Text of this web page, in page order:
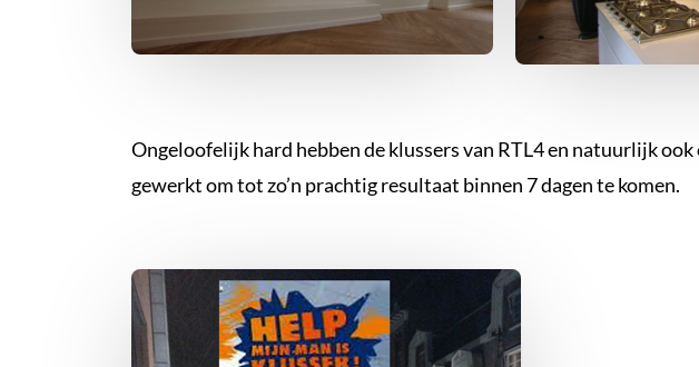
Ongeloofelijk hard hebben de klussers van RTL4 en natuurlijk ook
gewerkt om tot zo’n prachtig resultaat binnen 7 dagen te komen.